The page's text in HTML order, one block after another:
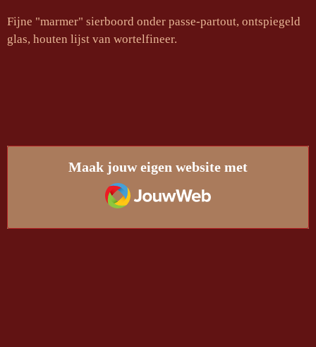
Fijne "marmer" sierboord onder passe-partout, ontspiegeld
glas, houten lijst van wortelfineer.
Maak jouw eigen website met
JouwWeb